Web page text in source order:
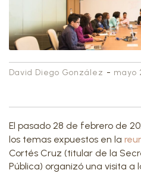
David Diego González - mayo
El pasado 28 de febrero de
los temas expuestos en la
Cortés Cruz (titular de la
Pública) organizó una visita a